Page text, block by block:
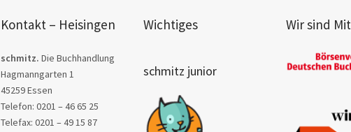
Kontakt – Heisingen
schmitz. Die Buchhandlung
Hagmanngarten 1
45259 Essen
Telefon: 0201 – 46 65 25
Telefax: 0201 – 49 15 87
Wichtiges
schmitz junior
Wir sind